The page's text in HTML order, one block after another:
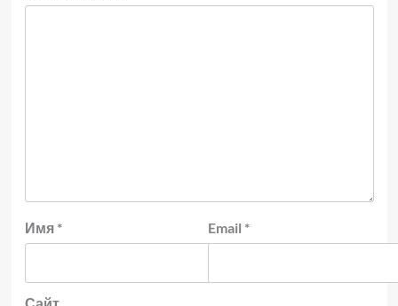
Имя * Email *